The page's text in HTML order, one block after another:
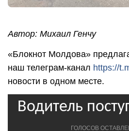
Автор: Михаил Генчу
«Блокнот Молдова»
наш телеграм-канал https://
новости в одном месте.